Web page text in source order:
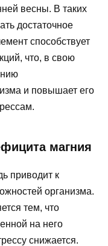
весны. В таких
достаточное
способствует
что, в свою
и повышает его
магния
приводит к
организма.
тем, что
на него
снижается.